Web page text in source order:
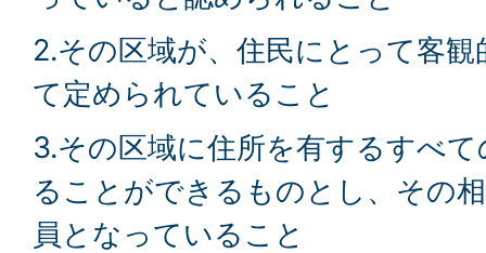
2.その区域が、住民にとって客
て定められていること
3.その区域に住所を有するすべ
ることができるものとし、その
員となっていること